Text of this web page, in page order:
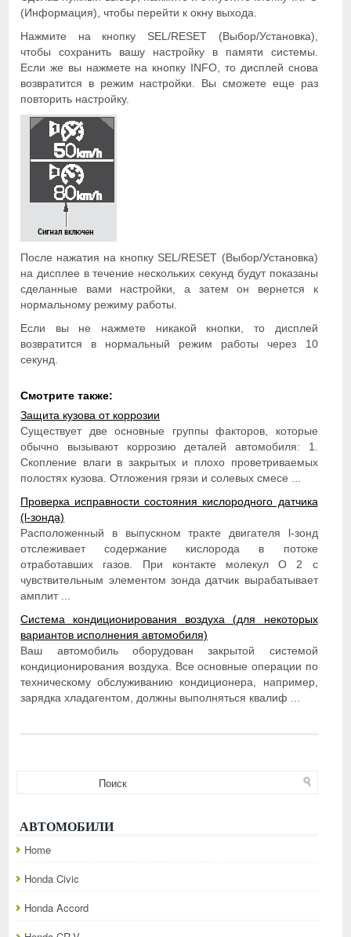
(Информация), чтобы перейти к окну выхода.
Нажмите на кнопку SEL/RESET (Выбор/Установка),
чтобы сохранить вашу настройку в памяти системы.
Если же вы нажмете на кнопку INFO, то дисплей снова
возвратится в режим настройки. Вы сможете еще раз
повторить настройку.
После нажатия на кнопку SEL/RESET (Выбор/Установка)
на дисплее в течение нескольких секунд будут показаны
сделанные вами настройки, а затем он вернется к
нормальному режиму работы.
Если вы не нажмете никакой кнопки, то дисплей
возвратится в нормальный режим работы через 10
секунд.
Смотрите также:
Защита кузова от коррозии
Существует две основные группы факторов, которые
обычно вызывают коррозию деталей автомобиля: 1.
Скопление влаги в закрытых и плохо проветриваемых
полостях кузова. Отложения грязи и солевых смесе ...
Проверка исправности состояния кислородного датчика
(l-зонда)
Расположенный в выпускном тракте двигателя l-зонд
отслеживает содержание кислорода в потоке
отработавших газов. При контакте молекул О 2 с
чувствительным элементом зонда датчик вырабатывает
амплит ...
Система кондиционирования воздуха (для некоторых
вариантов исполнения автомобиля)
Ваш автомобиль оборудован закрытой системой
кондиционирования воздуха. Все основные операции по
техническому обслуживанию кондиционера, например,
зарядка хладагентом, должны выполняться квалиф ...
АВТОМОБИЛИ
Home
Honda Civic
Honda Accord